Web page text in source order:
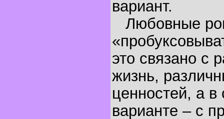
вариант.
Любовные
это связано с
жизнь,
ценностей, а
варианте – с